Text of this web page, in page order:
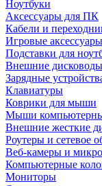
Ноутбуки
Аксессуары для ПК
Кабели и
Игровые аксессуары
Подставки для
Внешние дисководы
Зарядные
Клавиатуры
Коврики для мыши
Мыши
Внешние жесткие
Роутеры и сетевое
Веб-камеры и
Компьютерные
Мониторы